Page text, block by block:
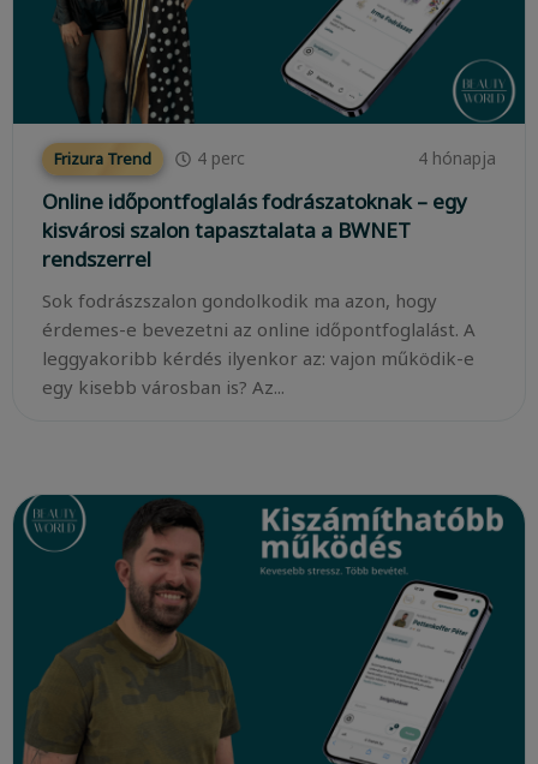
Frizura Trend 4 perc 4 hónapja
Online időpontfoglalás fodrászatoknak – egy
kisvárosi szalon tapasztalata a BWNET
rendszerrel
Sok fodrászszalon gondolkodik ma azon, hogy
érdemes-e bevezetni az online időpontfoglalást. A
leggyakoribb kérdés ilyenkor az: vajon működik-e
egy kisebb városban is? Az...